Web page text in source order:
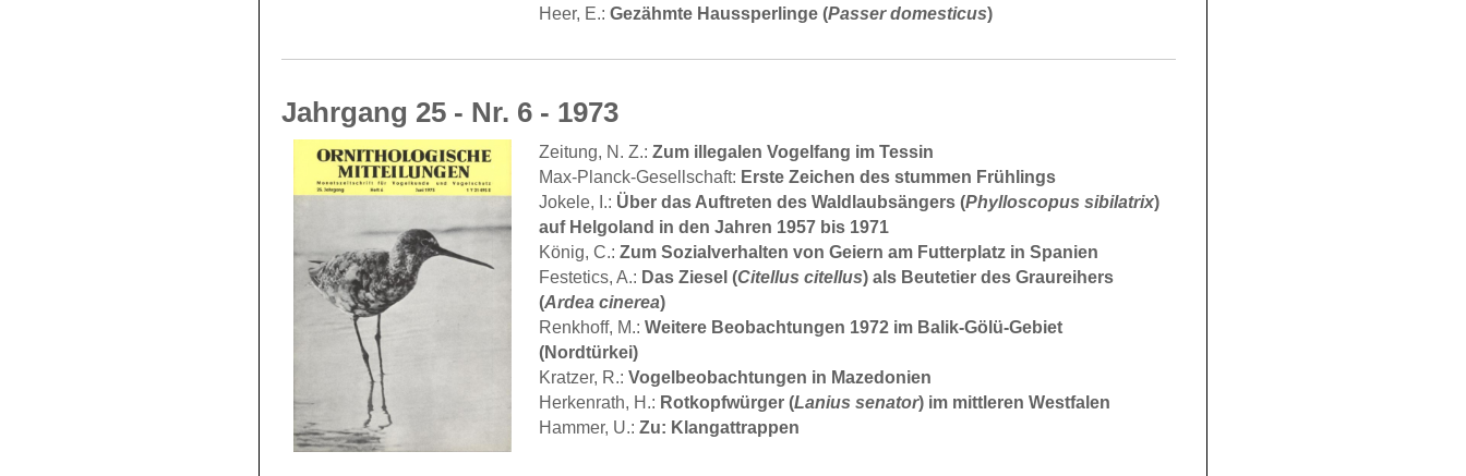
Heer, E.: Gezähmte Haussperlinge (Passer domesticus)
Jahrgang 25 - Nr. 6 - 1973
Zeitung, N. Z.: Zum illegalen Vogelfang im Tessin
Max-Planck-Gesellschaft: Erste Zeichen des stummen Frühlings
Jokele, I.: Über das Auftreten des Waldlaubsängers (Phylloscopus sibilatrix)
auf Helgoland in den Jahren 1957 bis 1971
König, C.: Zum Sozialverhalten von Geiern am Futterplatz in Spanien
Festetics, A.: Das Ziesel (Citellus citellus) als Beutetier des Graureihers
(Ardea cinerea)
Renkhoff, M.: Weitere Beobachtungen 1972 im Balik-Gölü-Gebiet
(Nordtürkei)
Kratzer, R.: Vogelbeobachtungen in Mazedonien
Herkenrath, H.: Rotkopfwürger (Lanius senator) im mittleren Westfalen
Hammer, U.: Zu: Klangattrappen